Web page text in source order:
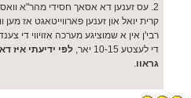
2. עס זענען דא אסאך חסידי מהר"א
קרית יואל און זענען פארווייטאגט אז
רבי'ן אין א שמוציגע מערכה אזויווי די
די לעצטע 10-15 יאר,
לפי ידיעתי איז
גראוו